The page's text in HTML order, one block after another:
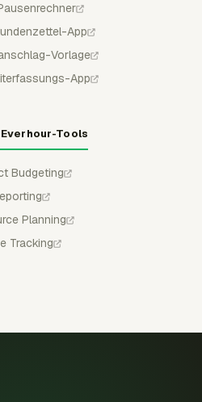
App
Vorlage
App
Tools
Budgeting
Planning
Tracking